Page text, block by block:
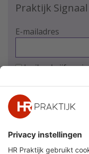
Praktijk Signaal
E-mailadres
Ja, ik schrijf me in